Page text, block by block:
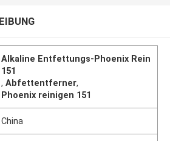
Alkaline Entfettungs-Phoenix Rein
151
,Abfettentferner,
Phoenix reinigen 151
China